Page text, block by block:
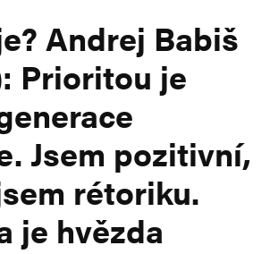
Andrej Babiš
Prioritou je
Jsem pozitivní,
rétoriku.
je hvězda